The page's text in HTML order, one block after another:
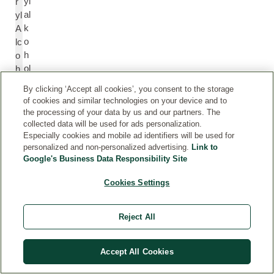
yl
A
lc
o
h
al
k
o
h
ol
J
oj
b
By clicking ‘Accept all cookies’, you consent to the storage
of cookies and similar technologies on your device and to
the processing of your data by us and our partners. The
collected data will be used for ads personalization.
Especially cookies and mobile ad identifiers will be used for
personalized and non-personalized advertising. Link to
Google's Business Data Responsibility Site
Cookies Settings
Reject All
Accept All Cookies